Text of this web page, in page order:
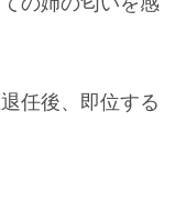
任後、即位する